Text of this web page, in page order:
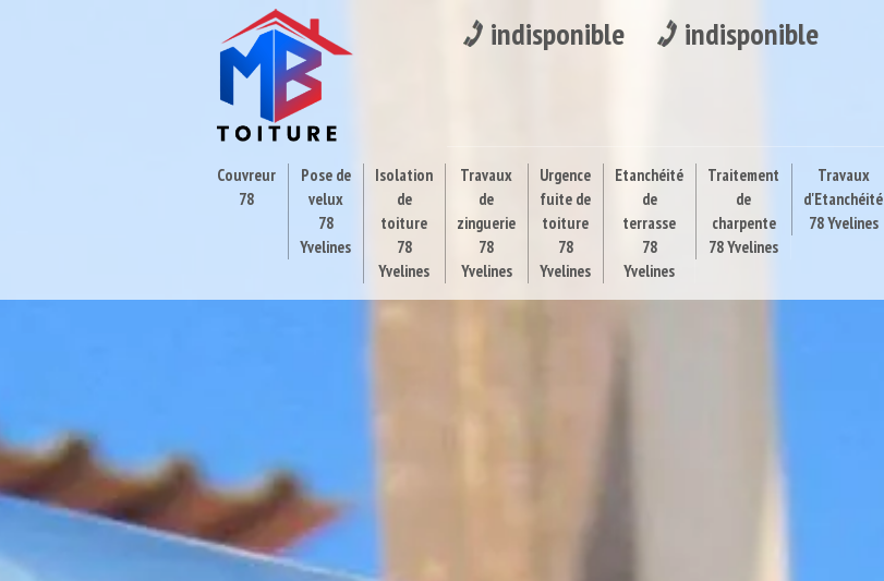
indisponible indisponible
Couvreur
78
Pose de
velux
78
Yvelines
Isolation
de
toiture
78
Yvelines
Travaux
de
zinguerie
78
Yvelines
Urgence
fuite de
toiture
78
Yvelines
Etanchéité
de
terrasse
78
Yvelines
Traitement
de
charpente
78 Yvelines
Travaux
d'Etanchéité
78 Yvelines